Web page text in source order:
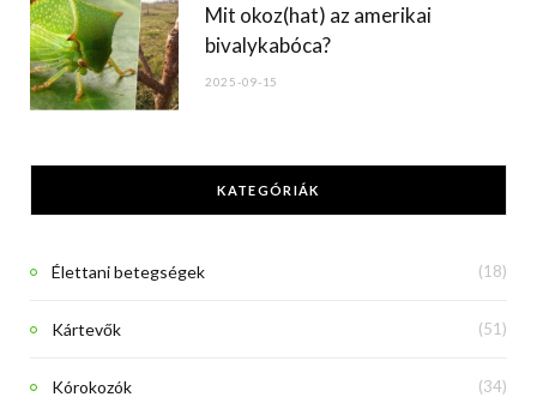
Mit okoz(hat) az amerikai
bivalykabóca?
2025-09-15
KATEGÓRIÁK
Élettani betegségek (18)
Kártevők (51)
Kórokozók (34)